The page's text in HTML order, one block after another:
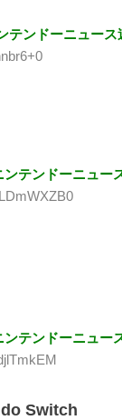
テンドーニュース
テンドーニュー
テンドーニュー
Switch